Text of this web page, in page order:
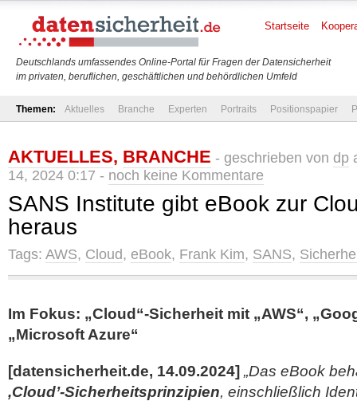
Deutschlands umfassendes Online-Portal für Fragen der Datensicherheit
im privaten, beruflichen, geschäftlichen und behördlichen Umfeld
Startseite
Themen: Aktuelles Branche Experten Portraits Positionspapier
AKTUELLES, BRANCHE - geschrieben von dp
14, 2024 0:17 - noch keine Kommentare
SANS Institute gibt eBook zur
heraus
Tags: AWS, Cloud, eBook, Frank Kim, SANS,
Im Fokus: „Cloud“-Sicherheit mit „AWS“,
„Microsoft Azure“
[datensicherheit.de, 14.09.2024] „Das eBook
,Cloud’-Sicherheitsprinzipien, einschließlich